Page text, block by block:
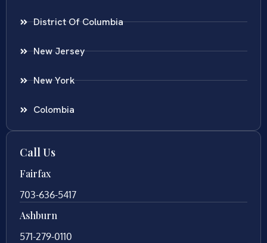
District Of Columbia
New Jersey
New York
Colombia
Call Us
Fairfax
703-636-5417
Ashburn
571-279-0110